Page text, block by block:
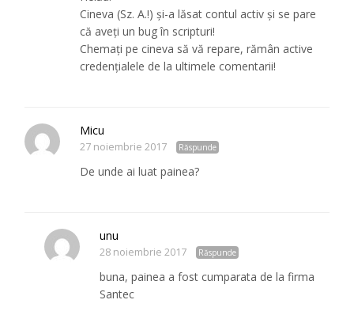
Cineva (Sz. A.!) și-a lăsat contul activ și se pare
că aveți un bug în scripturi!
Chemați pe cineva să vă repare, rămân active
credențialele de la ultimele comentarii!
Micu
27 noiembrie 2017 Răspunde
De unde ai luat painea?
unu
28 noiembrie 2017 Răspunde
buna, painea a fost cumparata de la firma
Santec